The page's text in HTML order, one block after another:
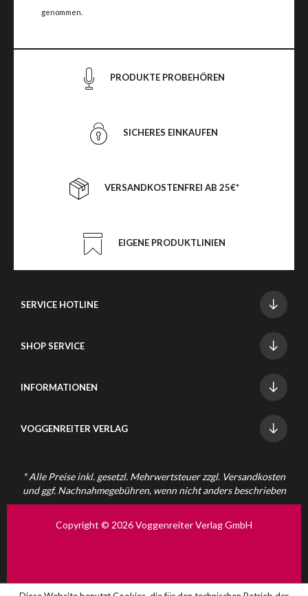
genommen.
PRODUKTE PROBEHÖREN
SICHERES EINKAUFEN
VERSANDKOSTENFREI AB 25€*
EIGENE PRODUKTLINIEN
SERVICE HOTLINE
SHOP SERVICE
INFORMATIONEN
VOGGENREITER VERLAG
* Alle Preise inkl. gesetzl. Mehrwertsteuer zzgl. Versandkosten
und ggf. Nachnahmegebühren, wenn nicht anders beschrieben
Copyright © 2026 Voggenreiter Verlag GmbH